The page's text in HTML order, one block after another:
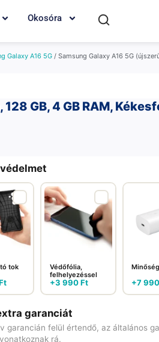
Okosóra
Galaxy A16 5G / Samsung Galaxy A16 5G
GB, 4 GB RAM,
tok
Védőfólia,
felhelyezéssel
+3 990Ft +7
garanciát
garancián felül értendő, az általános
rá.